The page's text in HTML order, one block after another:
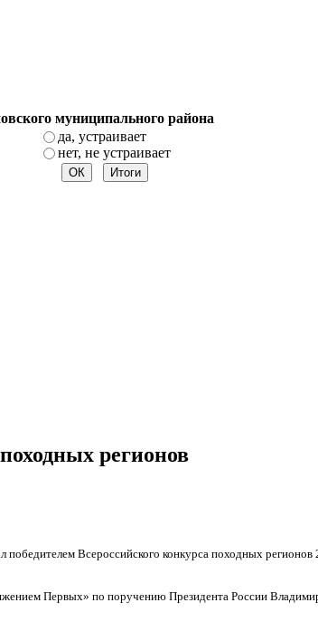
муниципального района
да, устраивает
нет, не устраивает
регионов
Всероссийского конкурса походных
Первых» по поручению Президента России